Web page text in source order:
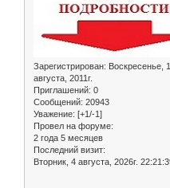
Зарегистрирован: Воскресенье,
августа, 2011г.
Приглашений: 0
Сообщений: 20943
Уважение: [+1/-1]
Провел на форуме:
2 года 5 месяцев
Последний визит:
Вторник, 4 августа, 2026г.